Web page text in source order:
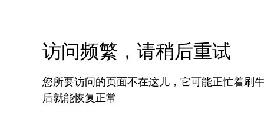
访问频繁，请稍后重试
您所要访问的页面不在这儿，它可能正忙着刷
后就能恢复正常